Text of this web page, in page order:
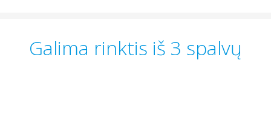
Galima rinktis iš 3 spalvų